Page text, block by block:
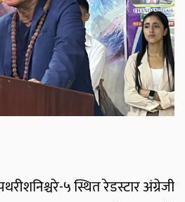
५ स्थित रेडस्टार अंग्रेजी